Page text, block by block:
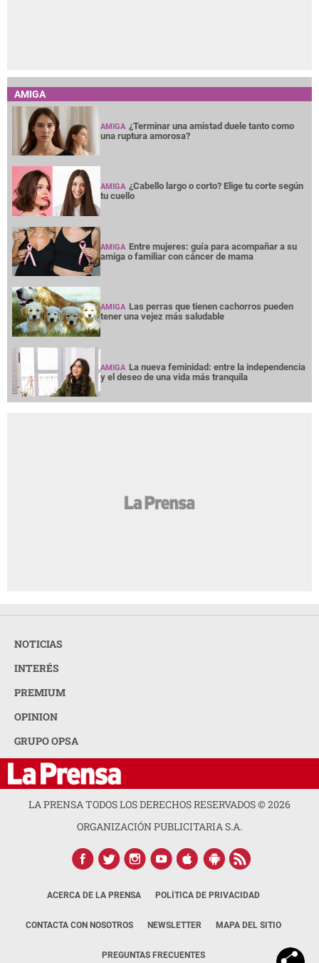
AMIGA
AMIGA ¿Terminar una amistad duele tanto como
una ruptura amorosa?
AMIGA ¿Cabello largo o corto? Elige tu corte según
tu cuello
AMIGA Entre mujeres: guía para acompañar a su
amiga o familiar con cáncer de mama
AMIGA Las perras que tienen cachorros pueden
tener una vejez más saludable
AMIGA La nueva feminidad: entre la independencia
y el deseo de una vida más tranquila
NOTICIAS
INTERÉS
PREMIUM
OPINION
GRUPO OPSA
LA PRENSA TODOS LOS DERECHOS RESERVADOS ©2026
ORGANIZACIÓN PUBLICITARIA S.A.
ACERCA DE LA PRENSA POLÍTICA DE PRIVACIDAD
CONTACTA CON NOSOTROS NEWSLETTER MAPA DEL SITIO
PREGUNTAS FRECUENTES